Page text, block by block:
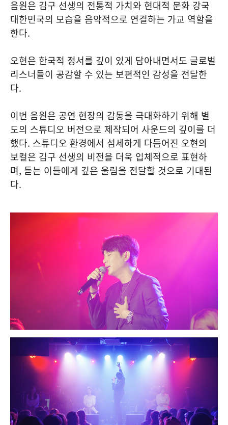
음원은 김구 선생의 전통적 가치와 현대적 문화 강국
대한민국의 모습을 음악적으로 연결하는 가교 역할을
한다.
오현은 한국적 정서를 깊이 있게 담아내면서도 글로벌
리스너들이 공감할 수 있는 보편적인 감성을 전달한
다.
이번 음원은 공연 현장의 감동을 극대화하기 위해 별
도의 스튜디오 버전으로 제작되어 사운드의 깊이를 더
했다. 스튜디오 환경에서 섬세하게 다듬어진 오현의
보컬은 김구 선생의 비전을 더욱 입체적으로 표현하
며, 듣는 이들에게 깊은 울림을 전달할 것으로 기대된
다.